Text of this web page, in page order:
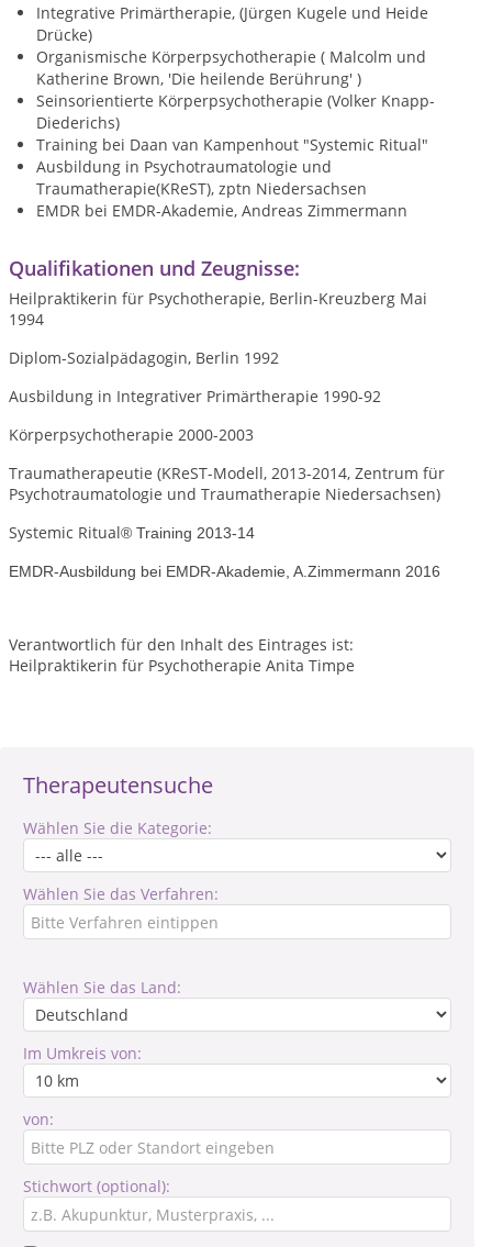
Therapeutensuche
Wählen Sie die Kategorie:
Wählen Sie das Verfahren:
Wählen Sie das Land:
Im Umkreis von:
von:
Stichwort (optional):
Integrative Primärtherapie, (Jürgen Kugele und Heide
Drücke)
Organismische Körperpsychotherapie ( Malcolm und
Katherine Brown, 'Die heilende Berührung' )
Seinsorientierte Körperpsychotherapie (Volker Knapp-
Diederichs)
Training bei Daan van Kampenhout "Systemic Ritual"
Ausbildung in Psychotraumatologie und
Traumatherapie(KReST), zptn Niedersachsen
EMDR bei EMDR-Akademie, Andreas Zimmermann
Qualifikationen und Zeugnisse:
Heilpraktikerin für Psychotherapie, Berlin-Kreuzberg Mai
1994
Diplom-Sozialpädagogin, Berlin 1992
Ausbildung in Integrativer Primärtherapie 1990-92
Körperpsychotherapie 2000-2003
Traumatherapeutie (KReST-Modell, 2013-2014, Zentrum für
Psychotraumatologie und Traumatherapie Niedersachsen)
Systemic Ritual® Training 2013-14
EMDR-Ausbildung bei EMDR-Akademie, A.Zimmermann 2016
Verantwortlich für den Inhalt des Eintrages ist:
Heilpraktikerin für Psychotherapie Anita Timpe